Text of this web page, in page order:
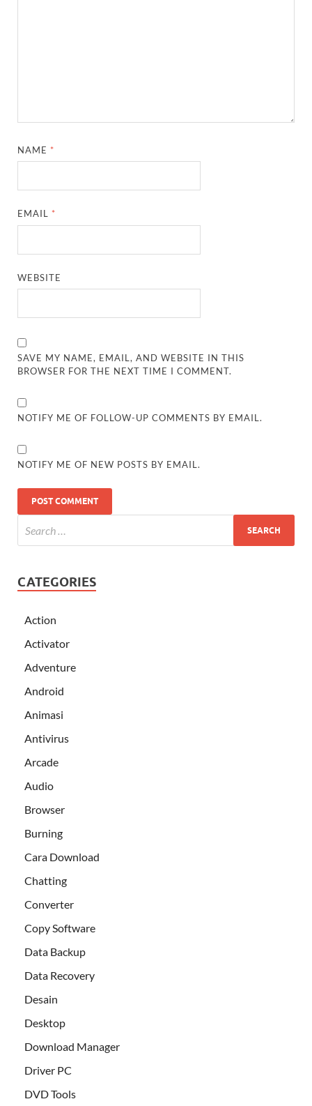
NAME *
EMAIL *
WEBSITE
SAVE MY NAME, EMAIL, AND WEBSITE IN THIS
BROWSER FOR THE NEXT TIME I COMMENT.
NOTIFY ME OF FOLLOW-UP COMMENTS BY EMAIL.
NOTIFY ME OF NEW POSTS BY EMAIL.
CATEGORIES
Action
Activator
Adventure
Android
Animasi
Antivirus
Arcade
Audio
Browser
Burning
Cara Download
Chatting
Converter
Copy Software
Data Backup
Data Recovery
Desain
Desktop
Download Manager
Driver PC
DVD Tools